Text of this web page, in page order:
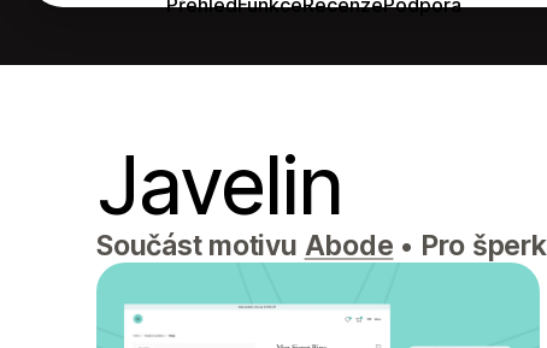
Javelin
Součást motivu Abode • Pro